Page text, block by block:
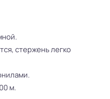
стержень легко
м.